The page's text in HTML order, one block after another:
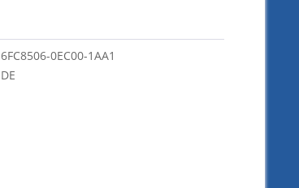
6FC8506-0EC00-1AA1
DE